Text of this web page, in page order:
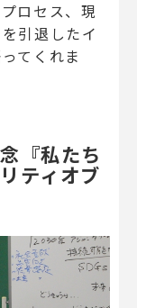
ロセス、現
引退したイ
てくれま
『私たち
ティオブ